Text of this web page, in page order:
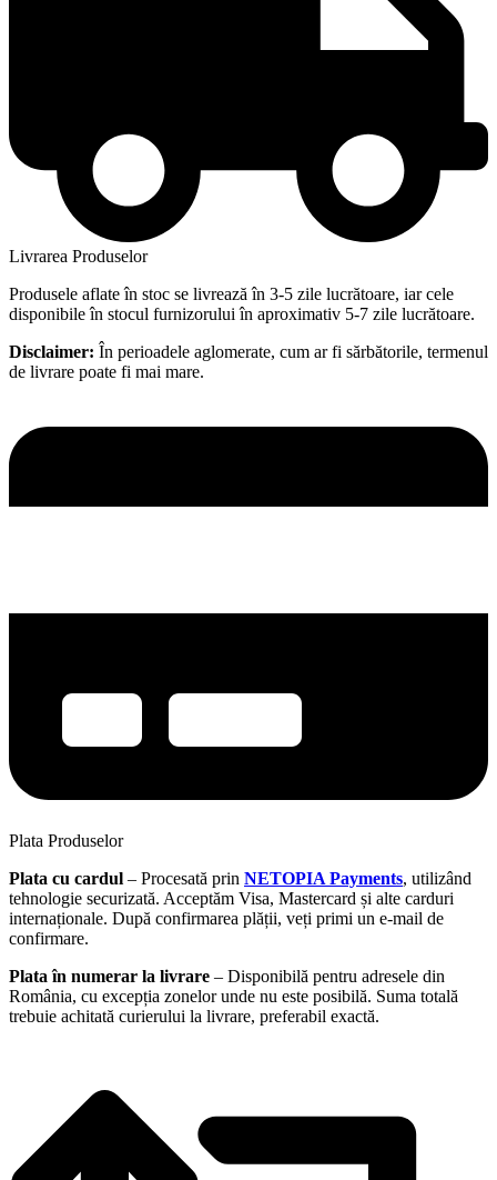
Livrarea Produselor
Produsele aflate în stoc se livrează în 3-5 zile lucrătoare, iar cele
disponibile în stocul furnizorului în aproximativ 5-7 zile lucrătoare.
Disclaimer: În perioadele aglomerate, cum ar fi sărbătorile, termenul
de livrare poate fi mai mare.
Plata Produselor
Plata cu cardul – Procesată prin NETOPIA Payments, utilizând
tehnologie securizată. Acceptăm Visa, Mastercard și alte carduri
internaționale. După confirmarea plății, veți primi un e-mail de
confirmare.
Plata în numerar la livrare – Disponibilă pentru adresele din
România, cu excepția zonelor unde nu este posibilă. Suma totală
trebuie achitată curierului la livrare, preferabil exactă.